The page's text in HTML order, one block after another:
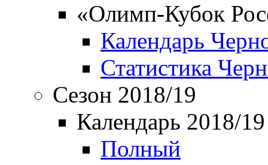
«Олимп-Кубок
Календарь
Статистика
Сезон 2018/19
Календарь 2018/19
Полный